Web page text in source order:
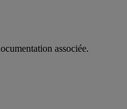
associée.